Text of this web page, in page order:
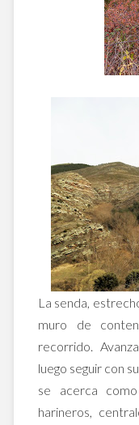
La senda,
muro de
recorrido.
luego seguir con
se acerca
harineros,